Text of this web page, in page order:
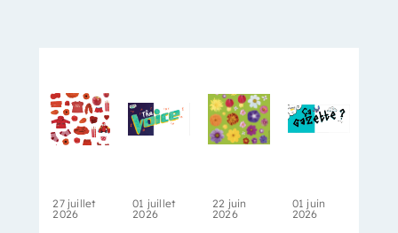
27 juillet
2026
01 juillet
2026
22 juin
2026
01 juin
2026